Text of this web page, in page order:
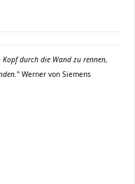
durch die Wand zu rennen,
" Werner von Siemens